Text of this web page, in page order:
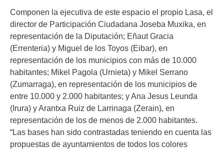
Componen la ejecutiva de este espacio el propio Lasa, el
director de Participación Ciudadana Joseba Muxika, en
representación de la Diputación; Eñaut Gracia
(Errenteria) y Miguel de los Toyos (Eibar), en
representación de los municipios con más de 10.000
habitantes; Mikel Pagola (Urnieta) y Mikel Serrano
(Zumarraga), en representación de los municipios de
entre 10.000 y 2.000 habitantes; y Ana Jesus Leunda
(Irura) y Arantxa Ruiz de Larrinaga (Zerain), en
representación de los de menos de 2.000 habitantes.
“Las bases han sido contrastadas teniendo en cuenta las
propuestas de ayuntamientos de todos los colores